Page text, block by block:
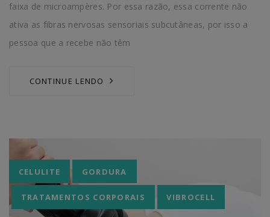
faixa de microampères. Por essa razão, essa corrente não
ativa as fibras nervosas sensoriais subcutâneas, por isso a
pessoa que a recebe não têm
CONTINUE LENDO
Tags
CELULITE GORDURA
TRATAMENTOS CORPORAIS VIBROCELL